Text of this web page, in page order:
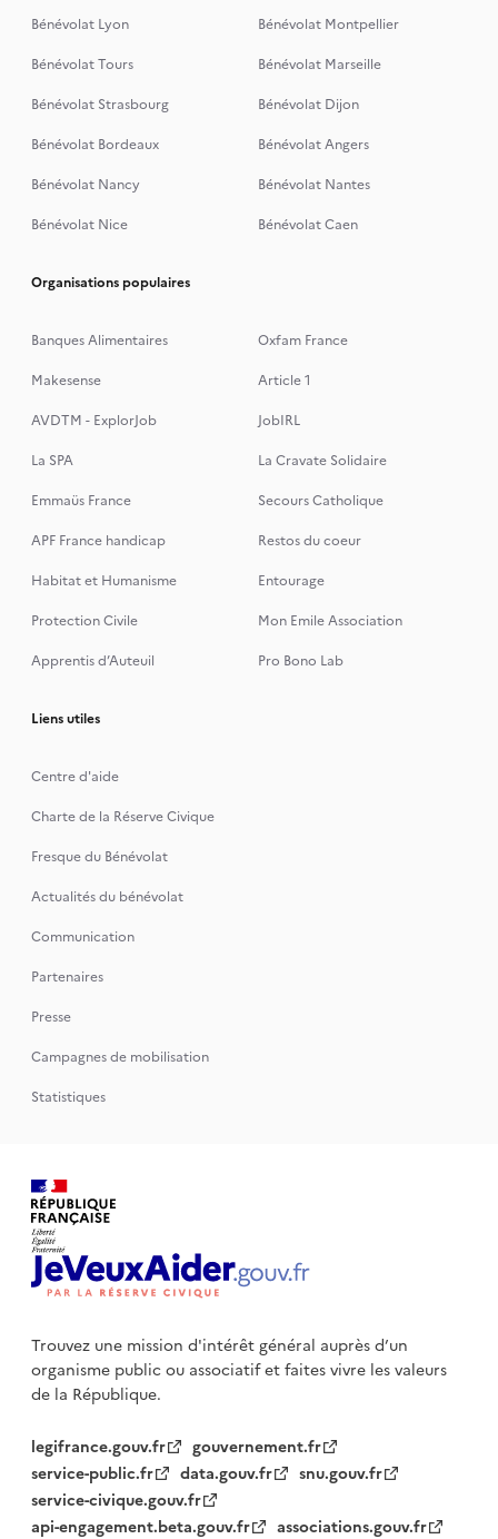
Bénévolat Lyon
Bénévolat Montpellier
Bénévolat Tours
Bénévolat Marseille
Bénévolat Strasbourg
Bénévolat Dijon
Bénévolat Bordeaux
Bénévolat Angers
Bénévolat Nancy
Bénévolat Nantes
Bénévolat Nice
Bénévolat Caen
Organisations populaires
Banques Alimentaires
Oxfam France
Makesense
Article 1
AVDTM - ExplorJob
JobIRL
La SPA
La Cravate Solidaire
Emmaüs France
Secours Catholique
APF France handicap
Restos du coeur
Habitat et Humanisme
Entourage
Protection Civile
Mon Emile Association
Apprentis d’Auteuil
Pro Bono Lab
Liens utiles
Centre d'aide
Charte de la Réserve Civique
Fresque du Bénévolat
Actualités du bénévolat
Communication
Partenaires
Presse
Campagnes de mobilisation
Statistiques
Trouvez une mission d'intérêt général auprès d’un
organisme publicou associatif et faites vivre les valeurs
de la République.
legifrance.gouv.fr
gouvernement.fr
service-public.fr
data.gouv.fr
snu.gouv.fr
service-civique.gouv.fr
api-engagement.beta.gouv.fr
associations.gouv.fr